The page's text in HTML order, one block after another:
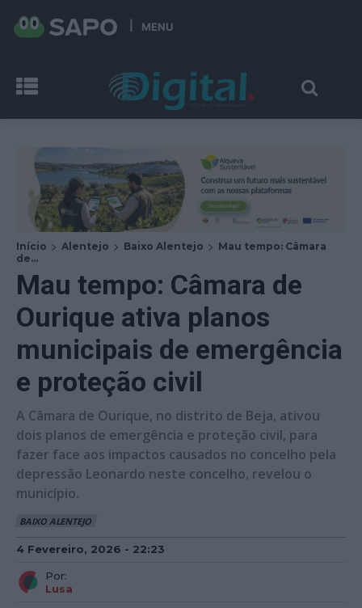
MENU
Início Alentejo Baixo Alentejo
Mau tempo: Câmara
de...
Mau tempo: Câmara de
Ourique ativa planos
municipais de emergência
e proteção civil
A Câmara de Ourique, no distrito de Beja, ativou
dois planos de emergência e proteção civil, para
fazer face aos impactos causados no concelho pela
depressão Leonardo neste concelho, revelou o
município.
BAIXO ALENTEJO
4 Fevereiro, 2026 - 22:23
Por:
Lusa